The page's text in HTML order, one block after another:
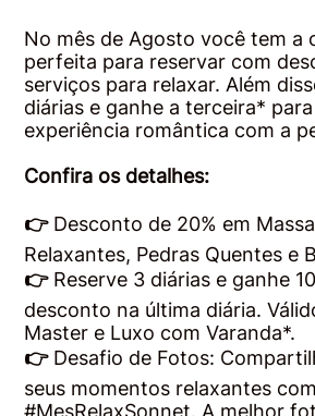
No mês de Agosto você tem a
perfeita para reservar com
serviços para relaxar. Além
diárias e ganhe a terceira*
experiência romântica com a
Confira os detalhes:
👉Desconto de 20% em
Relaxantes, Pedras Quentes e
👉Reserve 3 diárias e ganhe
desconto na última diária.
Master e Luxo com Varanda*.
👉Desafio de Fotos:
seus momentos relaxantes
#MesRelaxSonnet. A melhor